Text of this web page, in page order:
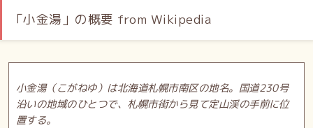
「小金湯」の概要 from Wikipedia
小金湯（こがねゆ）は北海道札幌市南区の地名。国道230号
沿いの地域のひとつで、札幌市街から見て定山渓の手前に位
置する。